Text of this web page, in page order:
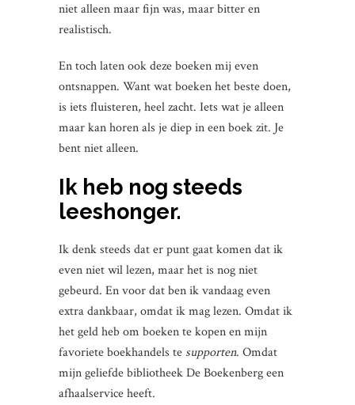
niet alleen maar fijn was, maar bitter en
realistisch.
En toch laten ook deze boeken mij even
ontsnappen. Want wat boeken het beste doen,
is iets fluisteren, heel zacht. Iets wat je alleen
maar kan horen als je diep in een boek zit. Je
bent niet alleen.
Ik heb nog steeds
leeshonger.
Ik denk steeds dat er punt gaat komen dat ik
even niet wil lezen, maar het is nog niet
gebeurd. En voor dat ben ik vandaag even
extra dankbaar, omdat ik mag lezen. Omdat ik
het geld heb om boeken te kopen en mijn
favoriete boekhandels te supporten. Omdat
mijn geliefde bibliotheek De Boekenberg een
afhaalservice heeft.